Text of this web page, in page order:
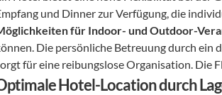
für Indoor- und Outdoor-
Die persönliche Betreuung durch ein
für eine reibungslose Organisation. Die
Hotel-Location durch